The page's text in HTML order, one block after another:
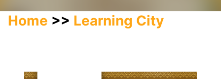
Home >> Learning City